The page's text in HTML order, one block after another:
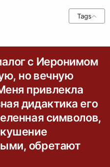
Tags
с Иеронимом
но вечную
привлекла
дидактика его
символов,
обретают